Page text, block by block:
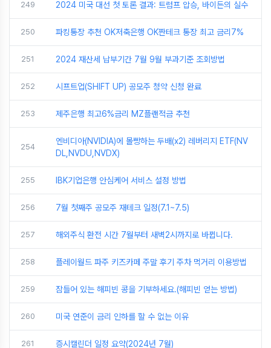
249 2024 미국 대선 첫 토론 결과: 트럼프 압승, 바이든의 실수
250 파킹통장 추천 OK저축은행 OK짠테크 통장 최고 금리7%
251 2024 재산세 납부기간 7월 9월 부과기준 조회방법
252 시프트업(SHIFT UP) 공모주 청약 신청 완료
253 제주은행 최고6%금리 MZ플랜적금 추천
254
엔비디아(NVIDIA)에 몰빵하는 두배(x2) 레버리지 ETF(NV
DL,NVDU,NVDX)
255 IBK기업은행 안심케어 서비스 설정 방법
256 7월 첫째주 공모주 재테크 일정(7.1~7.5)
257 해외주식 환전 시간 7월부터 새벽2시까지로 바뀝니다.
258 플레이월드 파주 키즈카페 주말 후기 주차 먹거리 이용방법
259 잠들어 있는 해피빈 콩을 기부하세요.(해피빈 얻는 방법)
260 미국 연준이 금리 인하를 할 수 없는 이유
261 증시캘린더 일정 요약(2024년 7월)